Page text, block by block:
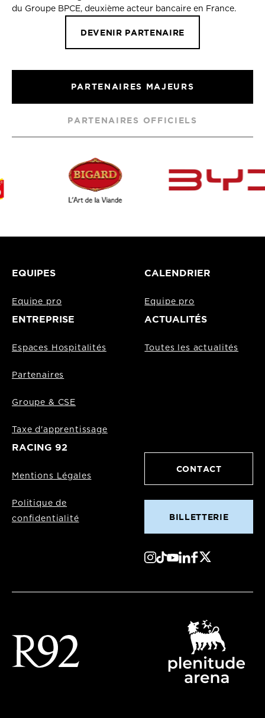
du Groupe BPCE, deuxième acteur bancaire en France.
DEVENIR PARTENAIRE
PARTENAIRES MAJEURS
PARTENAIRES OFFICIELS
EQUIPES
Equipe pro
CALENDRIER
Equipe pro
ENTREPRISE
Espaces Hospitalités
Partenaires
Groupe & CSE
Taxe d'apprentissage
ACTUALITÉS
Toutes les actualités
RACING 92
Mentions Légales
Politique de
confidentialité
CONTACT
BILLETTERIE